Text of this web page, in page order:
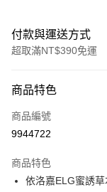
付款與運送方式
超取滿NT$390免運
POYA支付
信用卡一次付款
LINE Pay
商品特色
商品編號
9944722
商品特色
依洛嘉ELG蜜誘